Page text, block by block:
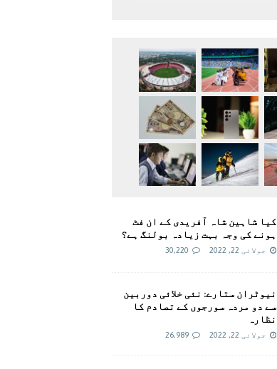
کیا شاہین شاہ آفریدی کے ان فٹ
ہونے کی وجہ بہت زیادہ بولنگ ہے؟
جولائی 22, 2022 30,220
نیوٹران ستارے: نئی خلائی دوربین
سے دو مردہ سورجوں کے تصادم کا
نظارہ
جولائی 22, 2022 26,989